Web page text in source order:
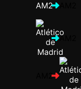
AM2
AM2
AM2